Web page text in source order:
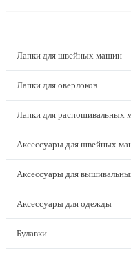
Лапки для швейных машин
Лапки для оверлоков
Лапки для распошивальных
Аксессуары для швейных
Аксессуары для
Аксессуары для одежды
Булавки